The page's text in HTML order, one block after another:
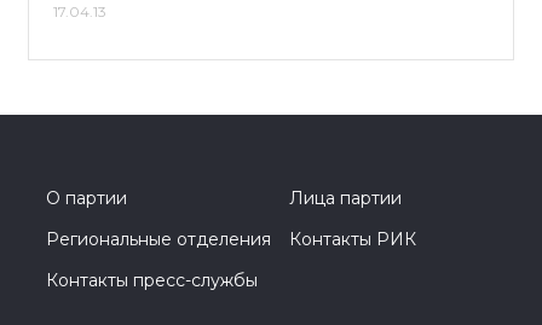
17.04.13
О партии
Лица партии
Региональные отделения
Контакты РИК
Контакты пресс-службы